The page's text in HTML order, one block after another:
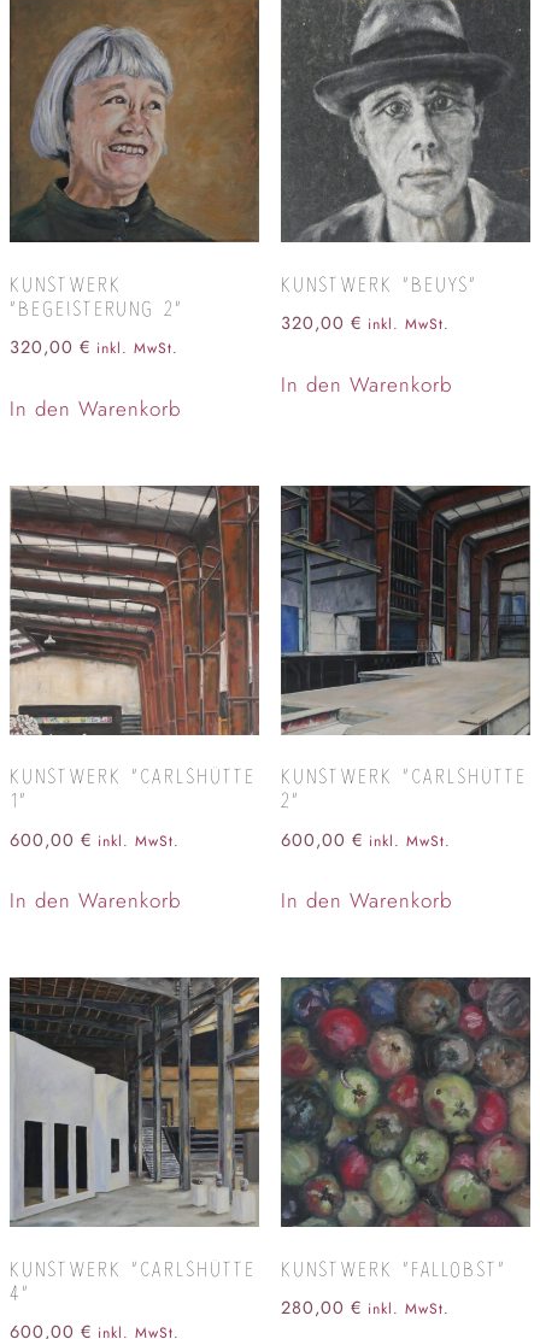
KUNSTWERK
“BEGEISTERUNG 2”
320,00 € inkl. MwSt.
In den Warenkorb
KUNSTWERK “BEUYS”
320,00 € inkl. MwSt.
In den Warenkorb
KUNSTWERK “CARLSHÜTTE
1”
600,00 € inkl. MwSt.
In den Warenkorb
KUNSTWERK “CARLSHÜTTE
2”
600,00 € inkl. MwSt.
In den Warenkorb
KUNSTWERK “CARLSHÜTTE
4”
600,00 € inkl. MwSt.
KUNSTWERK “FALLOBST”
280,00 € inkl. MwSt.